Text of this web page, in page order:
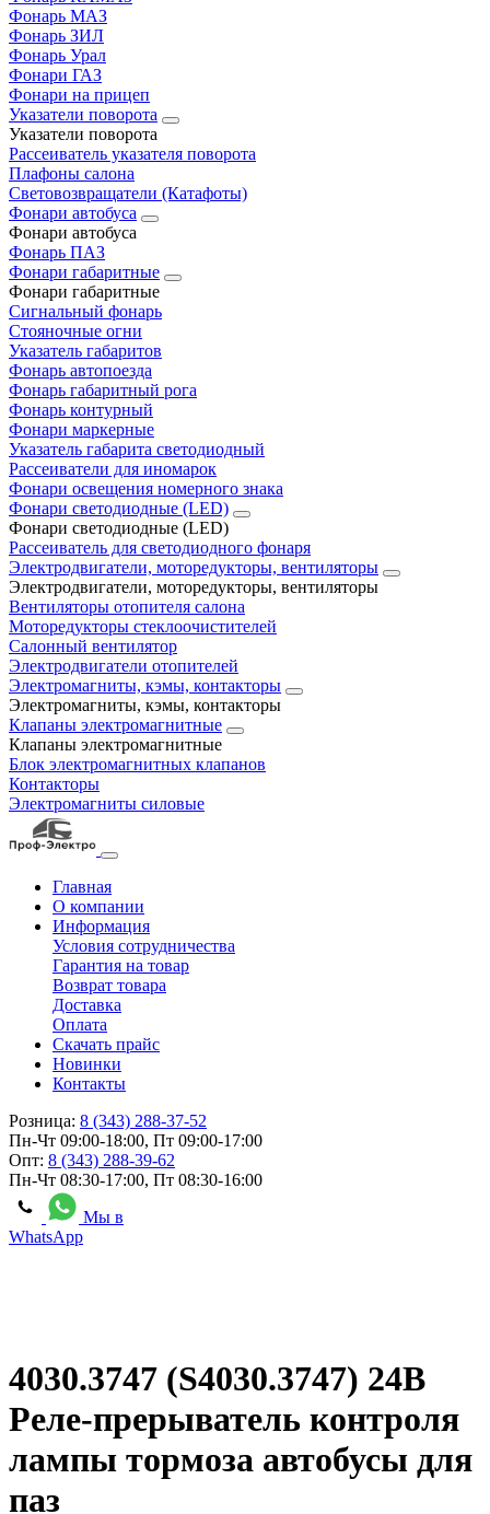
Фонарь МАЗ
Фонарь ЗИЛ
Фонарь Урал
Фонари ГАЗ
Фонари на прицеп
Указатели поворота
Указатели поворота
Рассеиватель указателя поворота
Плафоны салона
Световозвращатели (Катафоты)
Фонари автобуса
Фонари автобуса
Фонарь ПАЗ
Фонари габаритные
Фонари габаритные
Сигнальный фонарь
Стояночные огни
Указатель габаритов
Фонарь автопоезда
Фонарь габаритный рога
Фонарь контурный
Фонари маркерные
Указатель габарита светодиодный
Рассеиватели для иномарок
Фонари освещения номерного знака
Фонари светодиодные (LED)
Фонари светодиодные (LED)
Рассеиватель для светодиодного фонаря
Электродвигатели, моторедукторы, вентиляторы
Электродвигатели, моторедукторы, вентиляторы
Вентиляторы отопителя салона
Моторедукторы стеклоочистителей
Салонный вентилятор
Электродвигатели отопителей
Электромагниты, кэмы, контакторы
Электромагниты, кэмы, контакторы
Клапаны электромагнитные
Клапаны электромагнитные
Блок электромагнитных клапанов
Контакторы
Электромагниты силовые
Главная
О компании
Информация
Условия сотрудничества
Гарантия на товар
Возврат товара
Доставка
Оплата
Скачать прайс
Новинки
Контакты
Розница: 8 (343) 288-37-52
Пн-Чт 09:00-18:00, Пт 09:00-17:00
Опт: 8 (343) 288-39-62
Пн-Чт 08:30-17:00, Пт 08:30-16:00
Мы в
WhatsApp
4030.3747 (S4030.3747) 24В
Реле-прерыватель контроля
лампы тормоза автобусы для
паз